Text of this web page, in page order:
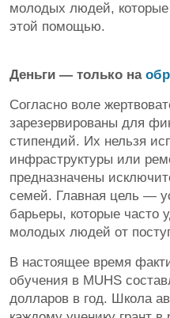
молодых людей, которые
этой помощью.
Деньги — только на
Согласно воле
зарезервированы для
стипендий. Их нельзя
инфраструктуры или
предназначены
семей. Главная цель —
барьеры, которые часто
молодых людей от
В настоящее время
обучения в MUHS
долларов в год. Школа